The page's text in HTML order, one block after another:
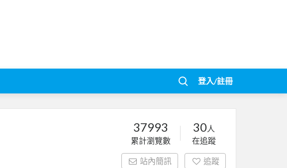
登入/註冊
37993
累計瀏覽數
30人
在追蹤
站內簡訊 追蹤